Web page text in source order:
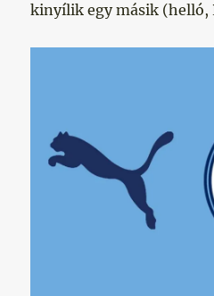
kinyílik egy másik (helló,